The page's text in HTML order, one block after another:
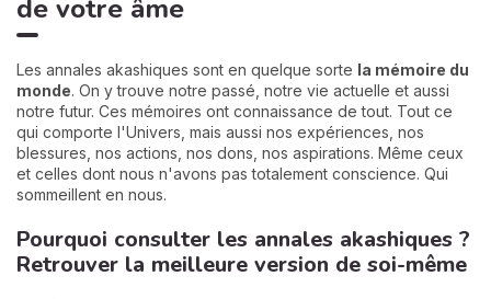
de votre âme
Les annales akashiques sont en quelque sorte la mémoire du
monde. On y trouve notre passé, notre vie actuelle et aussi
notre futur. Ces mémoires ont connaissance de tout. Tout ce
qui comporte l'Univers, mais aussi nos expériences, nos
blessures, nos actions, nos dons, nos aspirations. Même ceux
et celles dont nous n'avons pas totalement conscience. Qui
sommeillent en nous.
Pourquoi consulter les annales akashiques ?
Retrouver la meilleure version de soi-même